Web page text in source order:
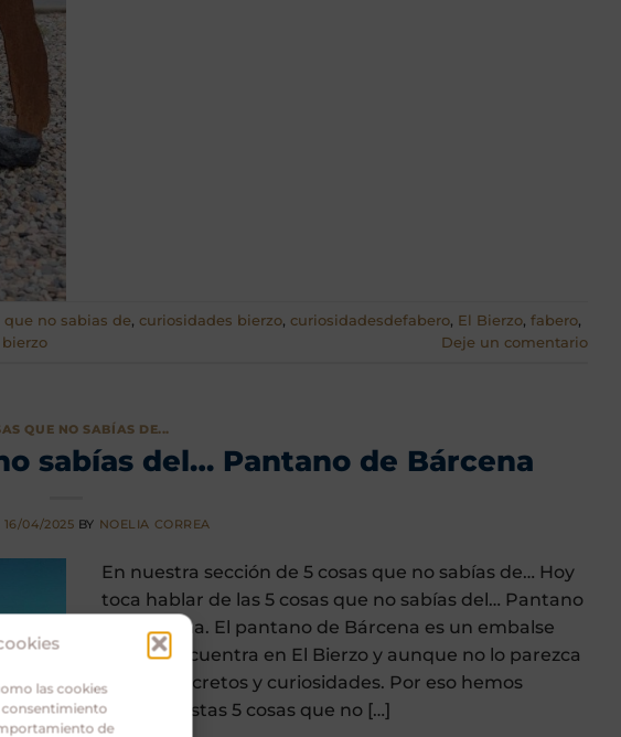
las cookies
consentimiento
de
que no sabias de, curiosidades bierzo, curiosidadesdefabero, El Bierzo, fabero,
Deje un comentario
QUE NO SABÍAS DE...
sabías del… Pantano de Bárcena
16/04/2025 BY NOELIA CORREA
En nuestra sección de 5 cosas que no sabías de… Hoy
toca hablar de las 5 cosas que no sabías del… Pantano
de Bárcena. El pantano de Bárcena es un embalse
que se encuentra en El Bierzo y aunque no lo parezca
guarda secretos y curiosidades. Por eso hemos
añadido estas 5 cosas que no […]